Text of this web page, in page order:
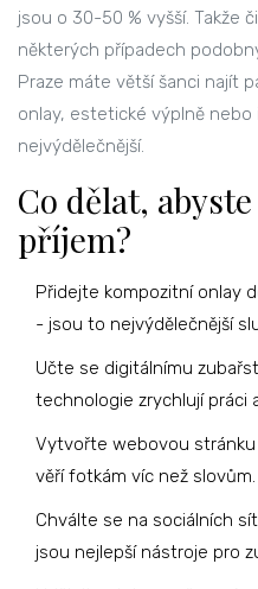
jsou o 30-50 % vyšší. Takže
některých případech
Praze máte větší šanci najít
onlay, estetické výplně
nejvýdělečnější.
Co dělat,
příjem?
Přidejte kompozitní onlay
- jsou to nejvýdělečnější
Učte se digitálnímu
technologie zrychlují práci
Vytvořte webovou
věří fotkám víc než slovům.
Chválte se na sociálních
jsou nejlepší nástroje pro